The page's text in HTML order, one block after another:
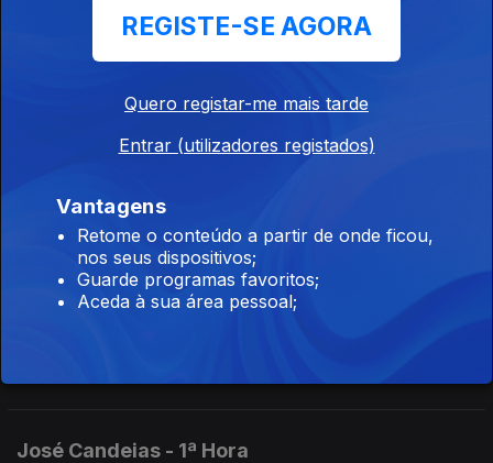
José Candeias - 2ª Hora
Conversa com os ouvintes
José Candeias - 2ª Hora
José Candeias - 1ª Hora
REGISTE-SE AGORA
Quero registar-me mais tarde
Entrar (utilizadores registados)
Vantagens
Retome o conteúdo a partir de onde ficou,
nos seus dispositivos;
Guarde programas favoritos;
Aceda à sua área pessoal;